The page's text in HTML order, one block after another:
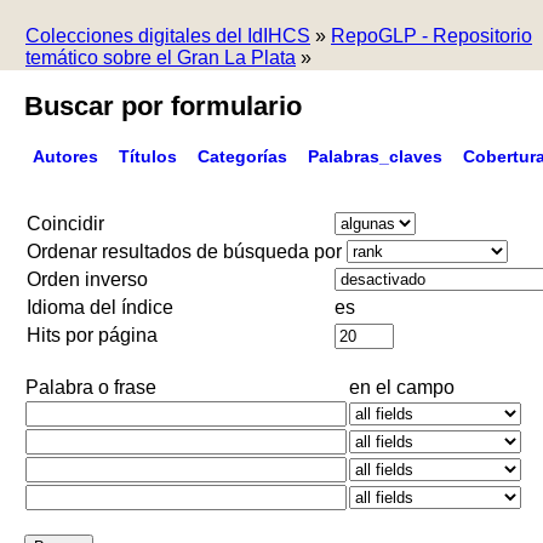
Colecciones digitales del IdIHCS » RepoGLP - Repositorio
temático sobre el Gran La Plata »
Buscar por formulario
Autores Títulos Categorías Palabras_claves
Coincidir
Ordenar resultados de búsqueda por
Orden inverso
Idioma del índice
es
Hits por página
Palabra o frase en el campo